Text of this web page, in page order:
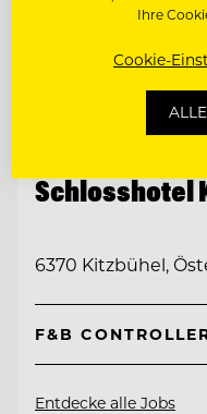
Schlosshotel
6370 Kitzbühel,
F&B
Entdecke alle Jobs
Ihre
Cookie-